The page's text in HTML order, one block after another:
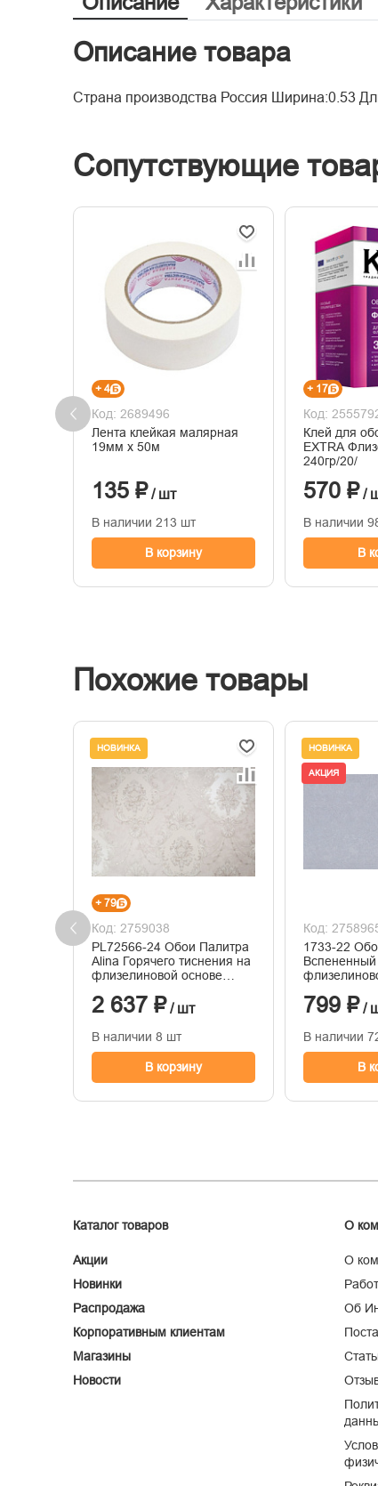
Описание товара
Страна производства Россия Ширина:0.53
Сопутствующие
+ 4
Код: 2689496
Лента клейкая малярная
19мм х 50м
135 ₽ / шт
В наличии 213 шт
В корзину
+ 17
Код:
Клей для
EXTRA
240гр/20/
570 ₽ /
В наличии
В
Похожие товары
НОВИНКА
+ 79
Код: 2759038
PL72566-24 Обои Палитра
Alina Горячего тиснения на
флизелиновой основе
2 637 ₽ / шт
В наличии 8 шт
В корзину
НОВИНКА
АКЦИЯ
Код:
1733-22
799 ₽ /
В наличии
В
Каталог товаров
Акции
Новинки
Распродажа
Корпоративным клиентам
Магазины
Новости
О
О
Об